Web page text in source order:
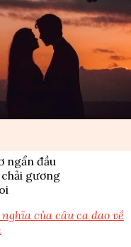
ngẩn đầu
gương
nghĩa của câu ca dao về